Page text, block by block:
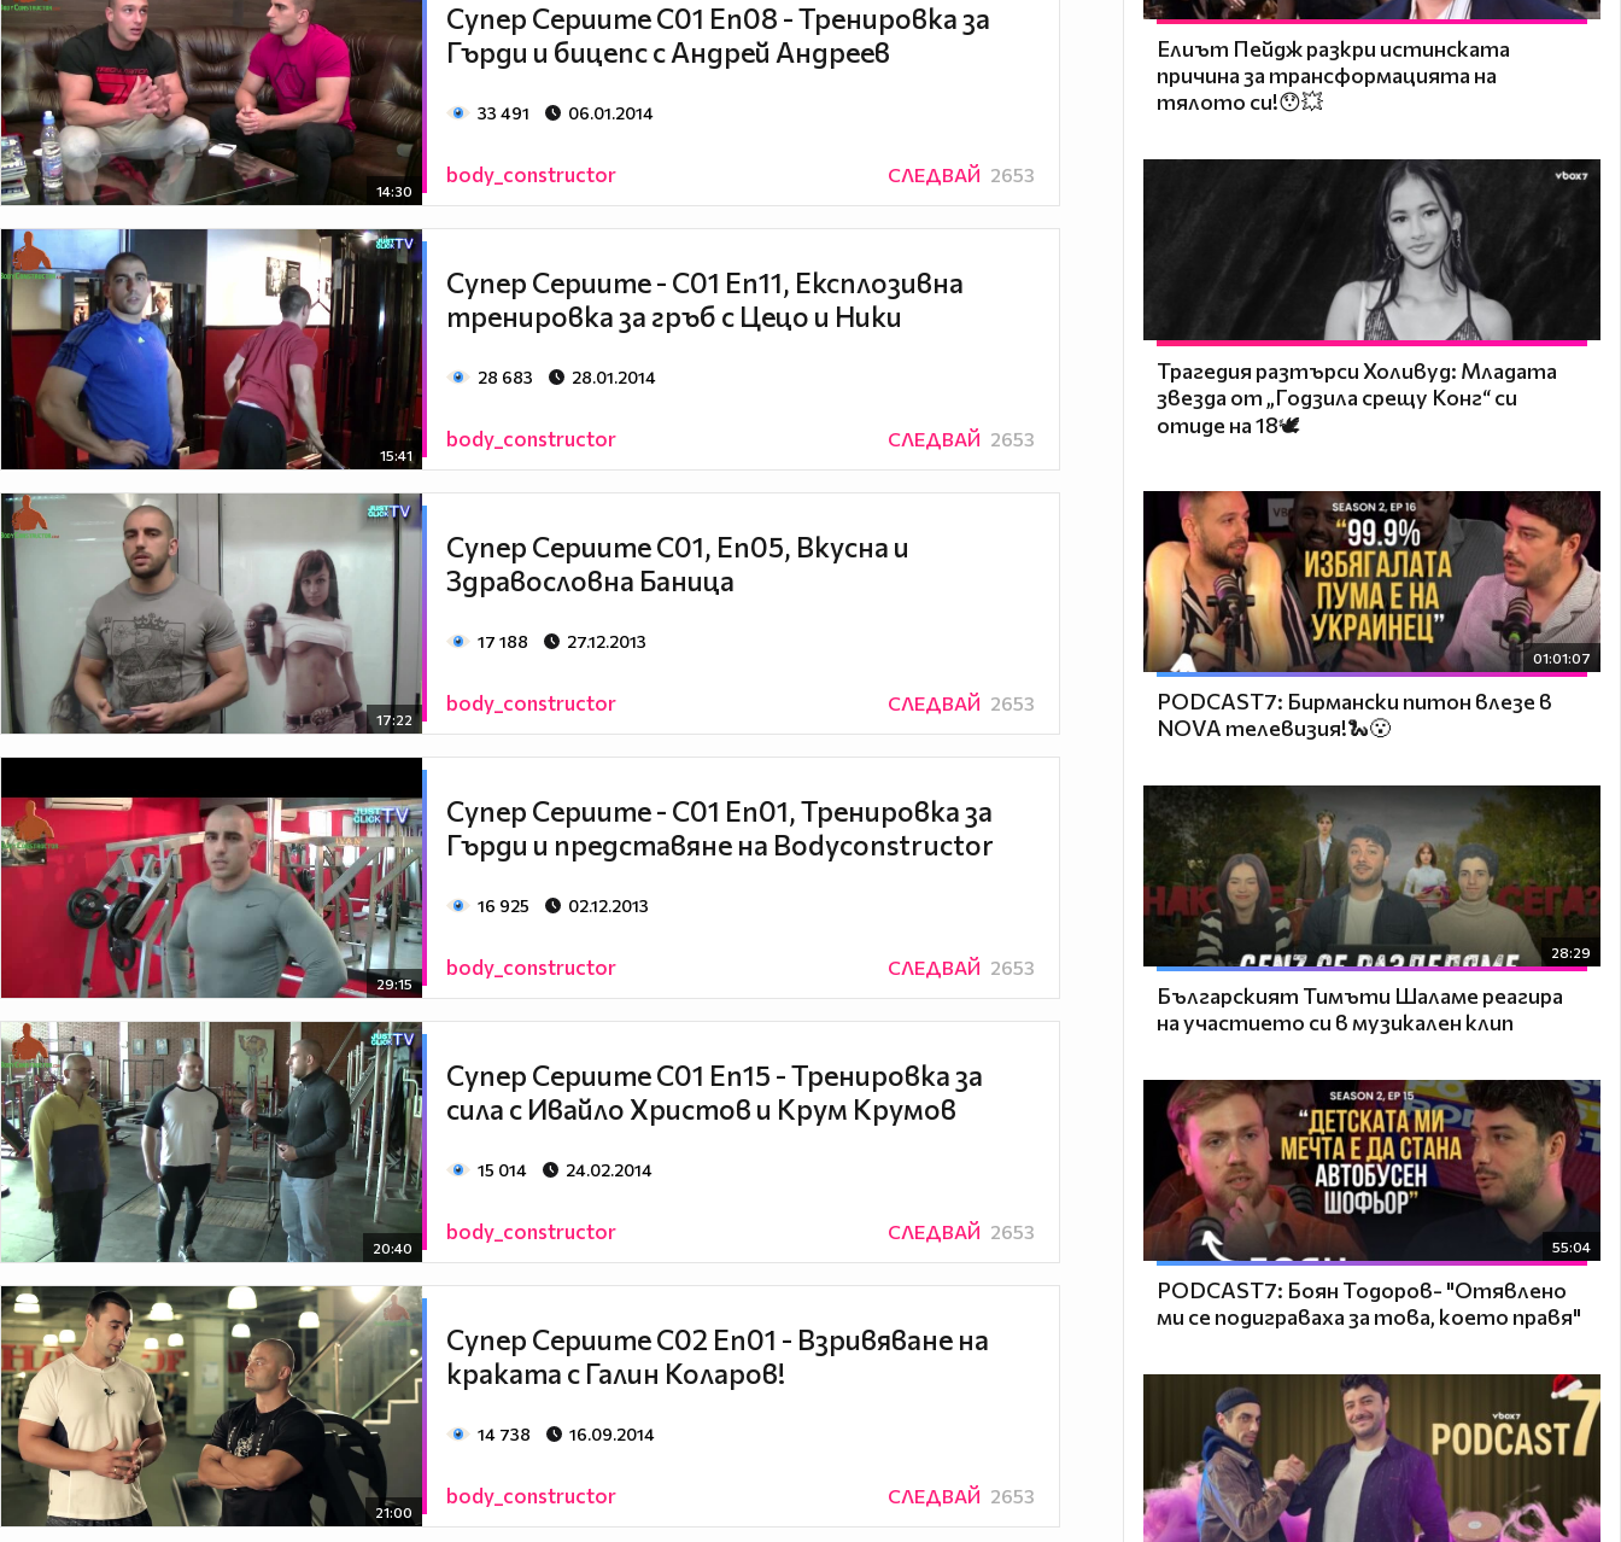
Елиът Пейдж разкри истинската
причина за трансформацията на
тялото си!😯💥
Трагедия разтърси Холивуд: Младата
звезда от „Годзила срещу Конг“ си
отиде на 18🕊️
01:01:07
PODCAST7: Бирмански питон влезе в
NOVA телевизия!🐍😮
28:29
Българският Тимъти Шаламе реагира
на участието си в музикален клип
55:04
PODCAST7: ‪Боян Тодоров- "Отявлено
ми се подиграваха за това, което правя"
14:30
Супер Сериите С01 Еп08 - Тренировка за
Гърди и бицепс с Андрей Андреев
33 491 06.01.2014
body_constructor СЛЕДВАЙ 2653
15:41
Супер Сериите - С01 Еп11, Експлозивна
тренировка за гръб с Цецо и Ники
28 683 28.01.2014
body_constructor СЛЕДВАЙ 2653
17:22
Супер Сериите С01, Еп05, Вкусна и
Здравословна Баница
17 188 27.12.2013
body_constructor СЛЕДВАЙ 2653
29:15
Супер Сериите - С01 Еп01, Тренировка за
Гърди и представяне на Bodyconstructor
16 925 02.12.2013
body_constructor СЛЕДВАЙ 2653
20:40
Супер Сериите С01 Еп15 - Тренировка за
сила с Ивайло Христов и Крум Крумов
15 014 24.02.2014
body_constructor СЛЕДВАЙ 2653
21:00
Супер Сериите С02 Еп01 - Взривяване на
краката с Галин Коларов!
14 738 16.09.2014
body_constructor СЛЕДВАЙ 2653